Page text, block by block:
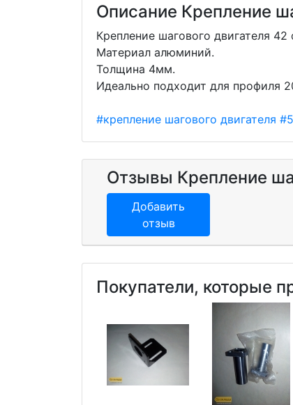
Описание Крепление
Крепление шагового двигателя 42
Материал алюминий.
Толщина 4мм.
Идеально подходит для профиля
#крепление шагового двигателя
Отзывы Крепление
Добавить
отзыв
Покупатели, которые